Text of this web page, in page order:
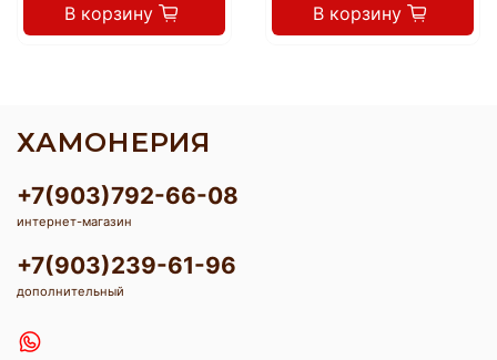
В корзину В корзину
+7(903)792-66-08
интернет-магазин
+7(903)239-61-96
дополнительный
ХАМОНЕРИЯ